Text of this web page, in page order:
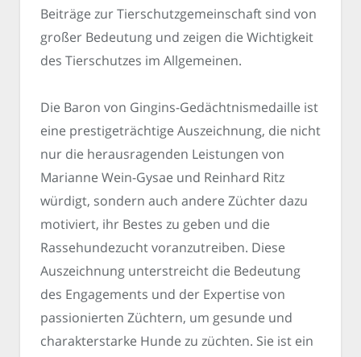
Beiträge zur Tierschutzgemeinschaft sind von
großer Bedeutung und zeigen die Wichtigkeit
des Tierschutzes im Allgemeinen.
Die Baron von Gingins-Gedächtnismedaille ist
eine prestigeträchtige Auszeichnung, die nicht
nur die herausragenden Leistungen von
Marianne Wein-Gysae und Reinhard Ritz
würdigt, sondern auch andere Züchter dazu
motiviert, ihr Bestes zu geben und die
Rassehundezucht voranzutreiben. Diese
Auszeichnung unterstreicht die Bedeutung
des Engagements und der Expertise von
passionierten Züchtern, um gesunde und
charakterstarke Hunde zu züchten. Sie ist ein